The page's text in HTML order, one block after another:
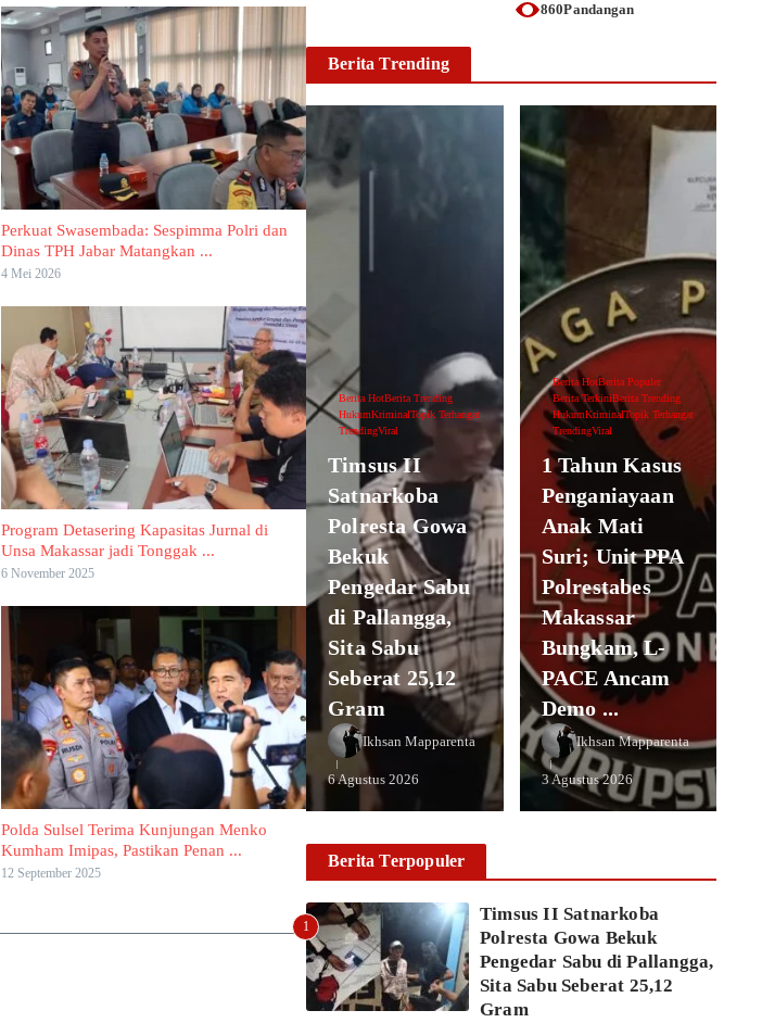
Perkuat Swasembada: Sespimma Polri dan
Dinas TPH Jabar Matangkan ...
4 Mei 2026
Program Detasering Kapasitas Jurnal di
Unsa Makassar jadi Tonggak ...
6 November 2025
Polda Sulsel Terima Kunjungan Menko
Kumham Imipas, Pastikan Penan ...
12 September 2025
860Pandangan
Berita Trending
Berita HotBerita Trending
HukumKriminalTopik Terhangat
TrendingViral
Timsus II
Satnarkoba
Polresta Gowa
Bekuk
Pengedar Sabu
di Pallangga,
Sita Sabu
Seberat 25,12
Gram
Ikhsan Mapparenta
6 Agustus 2026
Berita HotBerita Populer
Berita TerkiniBerita Trending
HukumKriminalTopik Terhangat
TrendingViral
1 Tahun Kasus
Penganiayaan
Anak Mati
Suri; Unit PPA
Polrestabes
Makassar
Bungkam, L-
PACE Ancam
Demo ...
Ikhsan Mapparenta
3 Agustus 2026
Berita Terpopuler
1
Timsus II Satnarkoba
Polresta Gowa Bekuk
Pengedar Sabu di Pallangga,
Sita Sabu Seberat 25,12
Gram